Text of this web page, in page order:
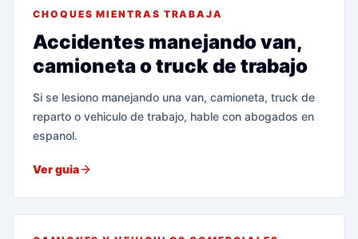
CHOQUES MIENTRAS TRABAJA
Accidentes manejando van,
camioneta o truck de trabajo
Si se lesiono manejando una van, camioneta, truck de
reparto o vehiculo de trabajo, hable con abogados en
espanol.
Ver guia